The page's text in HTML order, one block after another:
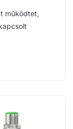
működtet,